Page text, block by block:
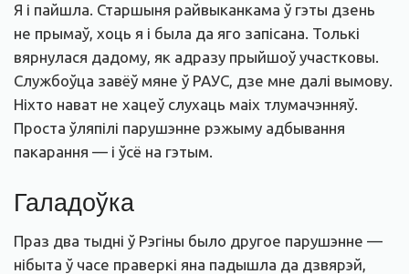
Я і пайшла. Старшыня райвыканкама ў гэты дзень
не прымаў, хоць я і была да яго запісана. Толькі
вярнулася дадому, як адразу прыйшоў участковы.
Службоўца завёў мяне ў РАУС, дзе мне далі вымову.
Ніхто нават не хацеў слухаць маіх тлумачэнняў.
Проста ўляпілі парушэнне рэжыму адбывання
пакарання — і ўсё на гэтым.
Галадоўка
Праз два тыдні ў Рэгіны было другое парушэнне —
нібыта ў часе праверкі яна падышла да дзвярэй,